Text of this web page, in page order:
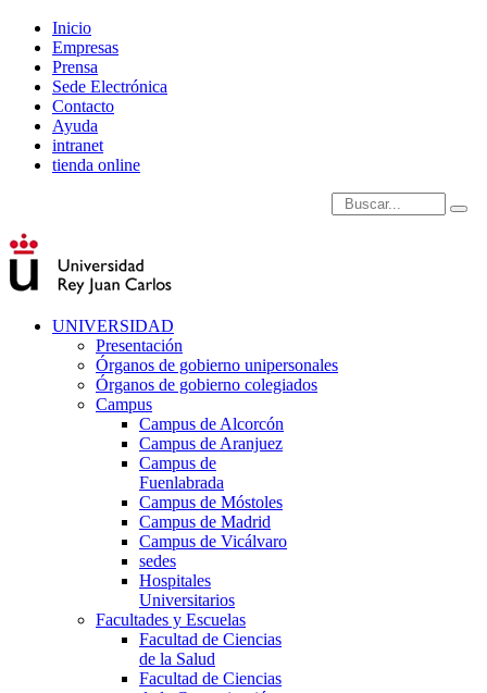
Inicio
Empresas
Prensa
Sede Electrónica
Contacto
Ayuda
intranet
tienda online
Introduce términos de
UNIVERSIDAD
Presentación
Órganos de gobierno unipersonales
Órganos de gobierno colegiados
Campus
Campus de Alcorcón
Campus de Aranjuez
Campus de
Fuenlabrada
Campus de Móstoles
Campus de Madrid
Campus de Vicálvaro
sedes
Hospitales
Universitarios
Facultades y Escuelas
Facultad de Ciencias
de la Salud
Facultad de Ciencias